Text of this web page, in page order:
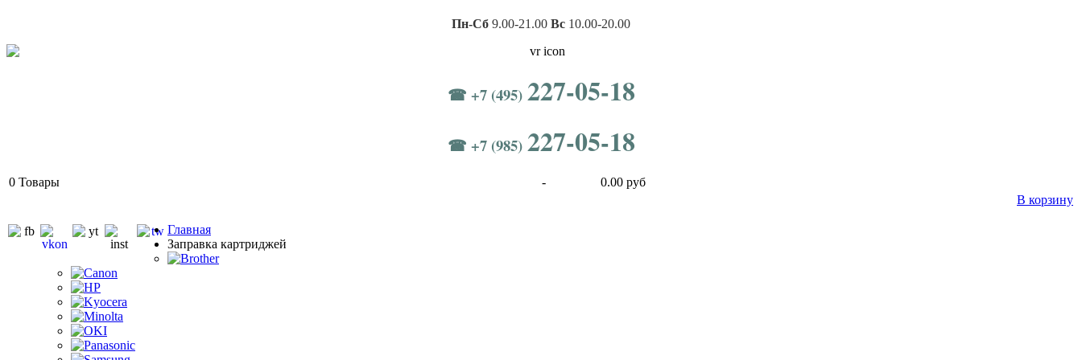
Пн-Сб 9.00-21.00 Вс 10.00-20.00
☎ +7 (495) 227-05-18
☎ +7 (985) 227-05-18
0 Товары -
0.00 руб
В корзину
Главная
Заправка картриджей